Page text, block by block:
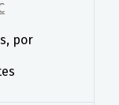
por